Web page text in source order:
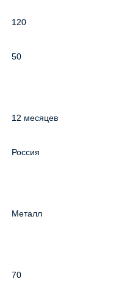
120
50
12 месяцев
Россия
Металл
70